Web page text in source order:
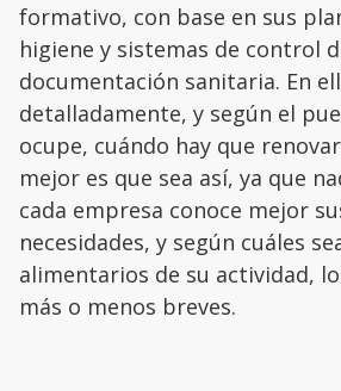
formativo, con base en sus
higiene y sistemas de control
documentación sanitaria. En
detalladamente, y según el
ocupe, cuándo hay que
mejor es que sea así, ya que
cada empresa conoce mejor
necesidades, y según cuáles
alimentarios de su actividad,
más o menos breves.